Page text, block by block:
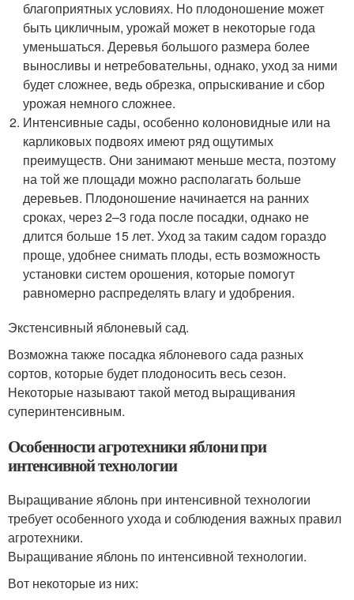
благоприятных условиях. Но плодоношение может
быть цикличным, урожай может в некоторые года
уменьшаться. Деревья большого размера более
выносливы и нетребовательны, однако, уход за ними
будет сложнее, ведь обрезка, опрыскивание и сбор
урожая немного сложнее.
Интенсивные сады, особенно колоновидные или на
карликовых подвоях имеют ряд ощутимых
преимуществ. Они занимают меньше места, поэтому
на той же площади можно располагать больше
деревьев. Плодоношение начинается на ранних
сроках, через 2–3 года после посадки, однако не
длится больше 15 лет. Уход за таким садом гораздо
проще, удобнее снимать плоды, есть возможность
установки систем орошения, которые помогут
равномерно распределять влагу и удобрения.
Экстенсивный яблоневый сад.
Возможна также посадка яблоневого сада разных
сортов, которые будет плодоносить весь сезон.
Некоторые называют такой метод выращивания
суперинтенсивным.
Особенности агротехники яблони при
интенсивной технологии
Выращивание яблонь при интенсивной технологии
требует особенного ухода и соблюдения важных правил
агротехники.
Выращивание яблонь по интенсивной технологии.
Вот некоторые из них: